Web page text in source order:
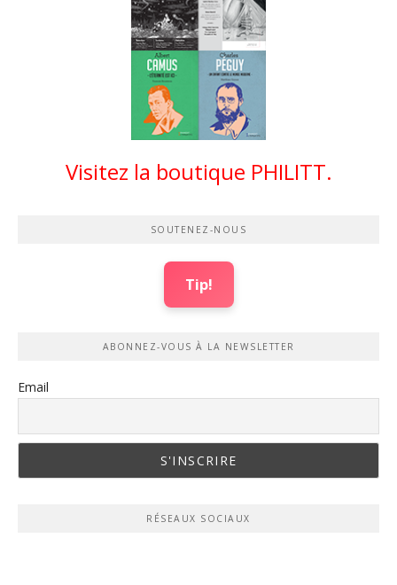
Visitez la boutique PHILITT.
SOUTENEZ-NOUS
Tip!
ABONNEZ-VOUS À LA NEWSLETTER
Email
RÉSEAUX SOCIAUX